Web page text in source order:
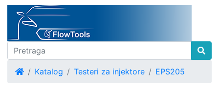
HomeKatalog Testeri za injektore EPS205